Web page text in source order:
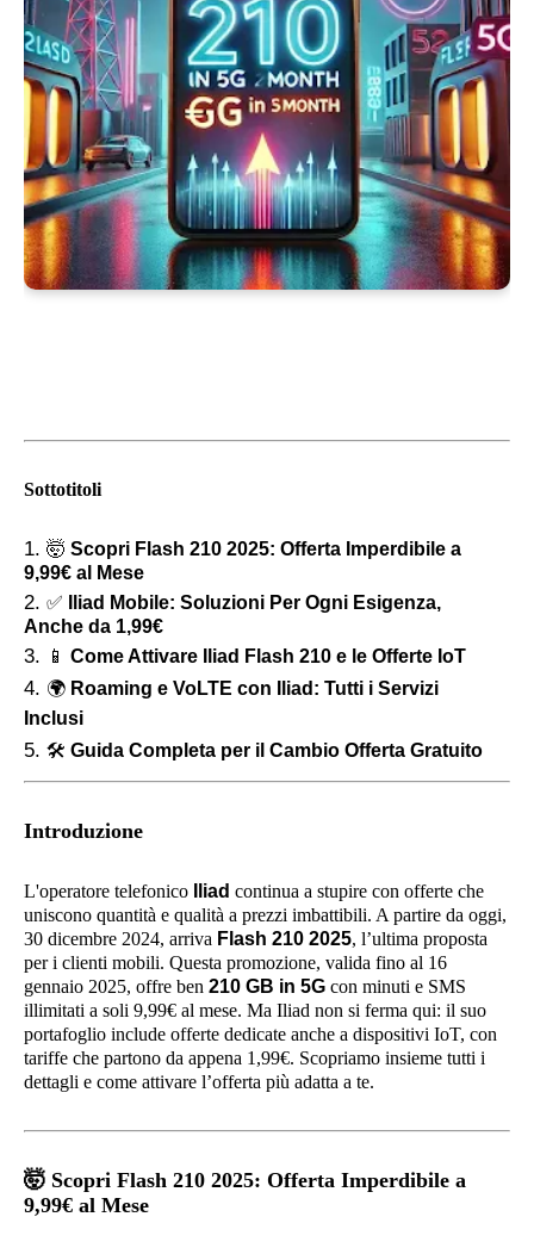
Sottotitoli
🤯 Scopri Flash 210 2025: Offerta Imperdibile a
9,99€ al Mese
✅
Iliad Mobile: Soluzioni Per Ogni Esigenza,
Anche da 1,99€
📱 Come Attivare Iliad Flash 210 e le Offerte IoT
🌍 Roaming e VoLTE con Iliad: Tutti i Servizi
Inclusi
🛠️ Guida Completa per il Cambio Offerta Gratuito
Introduzione
L'operatore telefonico Iliad continua a stupire con offerte che
uniscono quantità e qualità a prezzi imbattibili. A partire da oggi,
30 dicembre 2024, arriva Flash 210 2025, l’ultima proposta
per i clienti mobili. Questa promozione, valida fino al 16
gennaio 2025, offre ben 210 GB in 5G con minuti e SMS
illimitati a soli 9,99€ al mese. Ma Iliad non si ferma qui: il suo
portafoglio include offerte dedicate anche a dispositivi IoT, con
tariffe che partono da appena 1,99€. Scopriamo insieme tutti i
dettagli e come attivare l’offerta più adatta a te.
🤯 Scopri Flash 210 2025: Offerta Imperdibile a
9,99€ al Mese